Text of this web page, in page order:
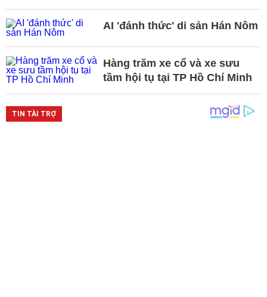
AI 'đánh thức' di sản Hán Nôm
Hàng trăm xe cổ và xe sưu
tầm hội tụ tại TP Hồ Chí Minh